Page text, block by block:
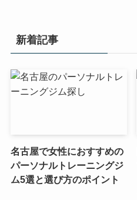
新着記事
名古屋で女性におすすめの
パーソナルトレーニングジ
ム5選と選び方のポイント